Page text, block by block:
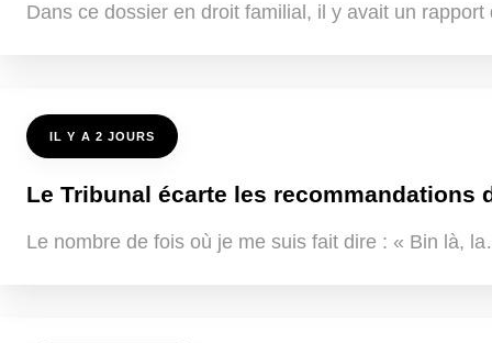
Dans ce dossier en droit familial, il y avait un
IL Y A 2 JOURS
Le Tribunal écarte les recommandations
Le nombre de fois où je me suis fait dire : « Bin là,